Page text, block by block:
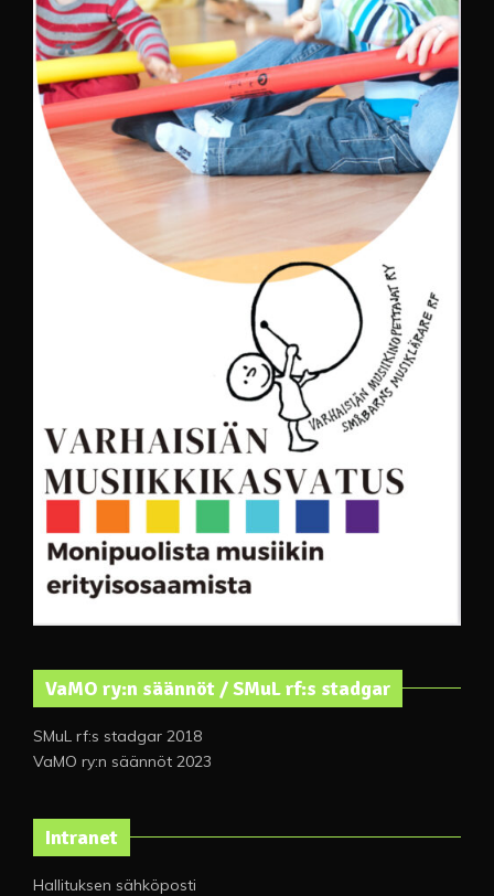
VaMO ry:n säännöt / SMuL rf:s stadgar
SMuL rf:s stadgar 2018
VaMO ry:n säännöt 2023
Intranet
Hallituksen sähköposti